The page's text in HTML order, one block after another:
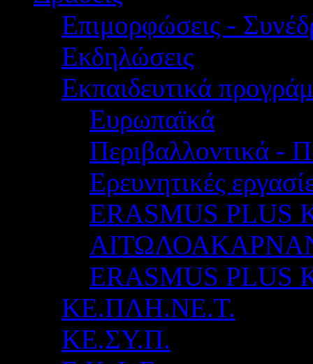
Επιμορφώσεις -
Εκδηλώσεις
Εκπαιδευτικά
Ευρωπαϊκά
Περιβαλλοντικά -
Ερευνητικές
ERASMUS PLUS
ERASMUS
ΚΕ.ΠΛΗ.ΝΕ.Τ.
ΚΕ.ΣΥ.Π.